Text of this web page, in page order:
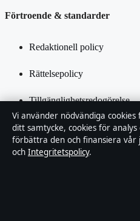
Förtroende & standarder
Redaktionell policy
Rättelsepolicy
Tillgänglighetsredogörelse
Integritetspolicy
Kändisar & integritet
Vi använder nödvändiga
ditt samtycke, cookies för
förbättra den och finansiera vår
och Integritetspolicy.